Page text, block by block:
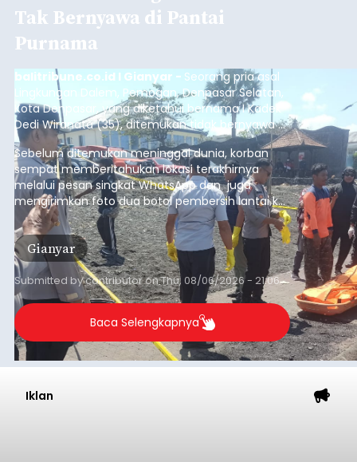
Tak Bernyawa di Pantai
Purnama
balitribune.co.id I Gianyar - Seorang pria asal
Lingkungan Dalem, Pemogan, Denpasar Selatan,
Kota Denpasar, yang diketahui bernama I Kadek
Dedi Wiranata (35), ditemukan tidak bernyawa di
pesisir Pantai Purnama, Sukawati.
Sebelum ditemukan meninggal dunia, korban
sempat memberitahukan lokasi terakhirnya
melalui pesan singkat WhatsApp dan juga
mengirimkan foto dua botol pembersih lantai ke
istrinya.
Gianyar
Submitted bycontributoronThu, 08/06/2026 - 21:06
Baca Selengkapnya
Iklan